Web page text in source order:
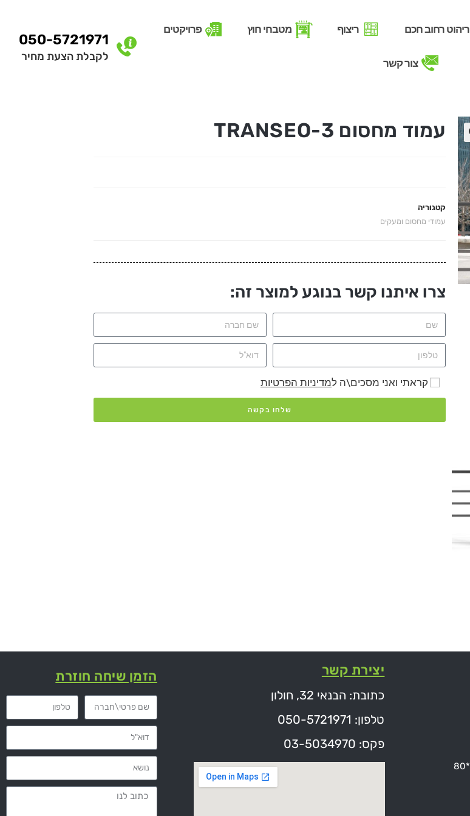
ריהוט רחוב חכם ריצוף מטבחי חוץ פרויקטים
צור קשר
050-5721971
לקבלת הצעת מחיר
עמוד מחסום TRANSEO-3
קטגוריה
עמודי מחסום ומעקים
צרו איתנו קשר בנוגע למוצר זה:
קראתי ואני מסכים\ה למדיניות הפרטיות
שלחו בקשה
יצירת קשר
כתובת: הבנאי 32, חולון
טלפון: 050-5721971
פקס: 03-5034970
הזמן שיחה חוזרת